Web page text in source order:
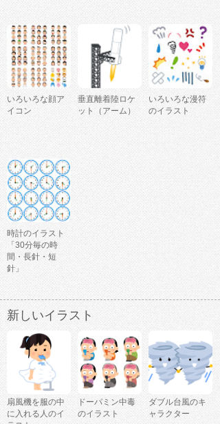
いろいろな顔ア
イコン
垂直離着陸ロケ
ット（アーム）
いろいろな漫符
のイラスト
時計のイラスト
「30分毎の時
間・長針・短
針」
新しいイラスト
扇風機を服の中
に入れる人のイ
ドーパミン中毒
のイラスト
ダブル台風のキ
ャラクター